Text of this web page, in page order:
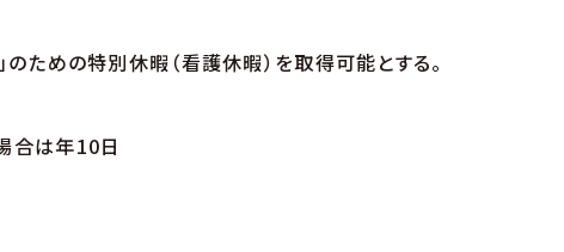
ための特別休暇（看護休暇）を取得可能とする。
合は年10日